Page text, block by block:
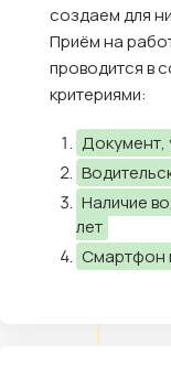
создаем для
Приём на
проводится в
критериями:
Документ,
Наличие
лет
Смартфон